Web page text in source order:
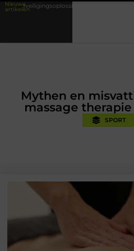
Nieuwe
artikelenmet kennis uit de praktijk
Mythen en
massage
SPORT